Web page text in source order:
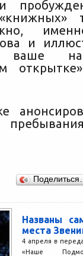
и
ваше
Названы
места
4 апреля в
«Наше